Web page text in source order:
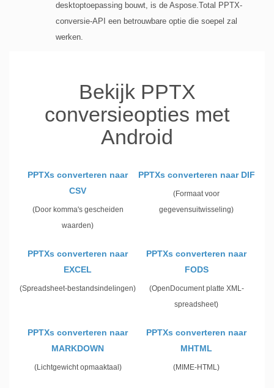
desktoptoepassing bouwt, is de Aspose.Total PPTX-
conversie-API een betrouwbare optie die soepel zal
werken.
Bekijk PPTX
conversieopties met
Android
PPTXs converteren naar
CSV
(Door komma's gescheiden
waarden)
PPTXs converteren naar DIF
(Formaat voor
gegevensuitwisseling)
PPTXs converteren naar
EXCEL
(Spreadsheet-bestandsindelingen)
PPTXs converteren naar
FODS
(OpenDocument platte XML-
spreadsheet)
PPTXs converteren naar
MARKDOWN
(Lichtgewicht opmaaktaal)
PPTXs converteren naar
MHTML
(MIME-HTML)